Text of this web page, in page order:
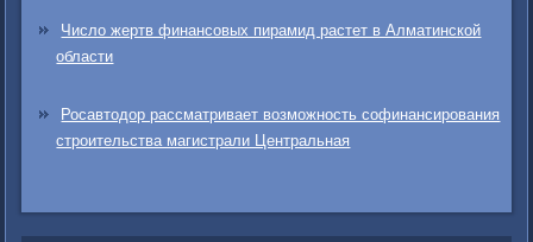
Число жертв финансовых пирамид растет в Алматинской
области
Росавтодор рассматривает возможность софинансирования
строительства магистрали Центральная